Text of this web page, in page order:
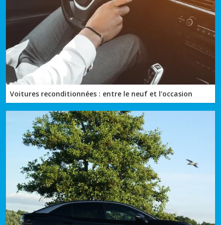
Voitures reconditionnées : entre le neuf et l'occasion